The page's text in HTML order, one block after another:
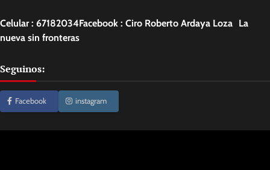
Celular : 67182034Facebook : Ciro Roberto Ardaya Loza La
nueva sin fronteras
Seguinos:
Facebook instagram